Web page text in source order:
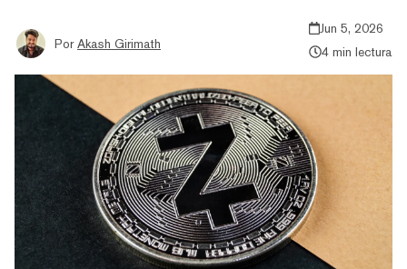
Por Akash Girimath
Jun 5, 2026
4 min lectura